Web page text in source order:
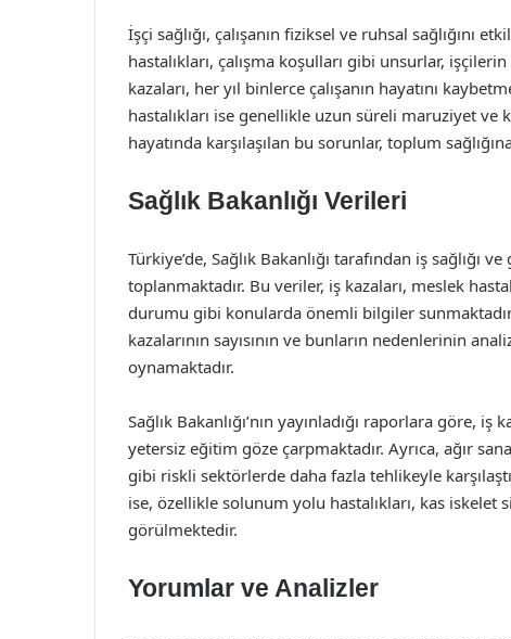
İşçi sağlığı, çalışanın fiziksel ve ruhsal sağlığını
hastalıkları, çalışma koşulları gibi unsurlar,
kazaları, her yıl binlerce çalışanın hayatını
hastalıkları ise genellikle uzun süreli maruziyet ve
hayatında karşılaşılan bu sorunlar, toplum
Sağlık Bakanlığı Verileri
Türkiye’de, Sağlık Bakanlığı tarafından iş sağlığı
toplanmaktadır. Bu veriler, iş kazaları, meslek
durumu gibi konularda önemli bilgiler
kazalarının sayısının ve bunların nedenlerinin
oynamaktadır.
Sağlık Bakanlığı’nın yayınladığı raporlara göre,
yetersiz eğitim göze çarpmaktadır. Ayrıca, ağır
gibi riskli sektörlerde daha fazla tehlikeyle
ise, özellikle solunum yolu hastalıkları, kas iskelet
görülmektedir.
Yorumlar ve Analizler